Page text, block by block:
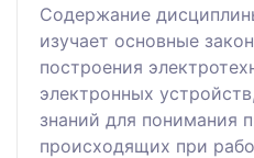
Содержание
изучает основные
построения
электронных
знаний для понимания
происходящих при